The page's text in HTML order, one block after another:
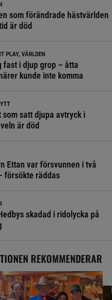
som förändrade hästvärlden
är död
PLAY, VÄRLDEN
fast i djup grop – åtta
kunde inte komma
som satt djupa avtryck i
är död
Ettan var försvunnen i två
försökte räddas
skadad i ridolycka på
REKOMMENDERAR